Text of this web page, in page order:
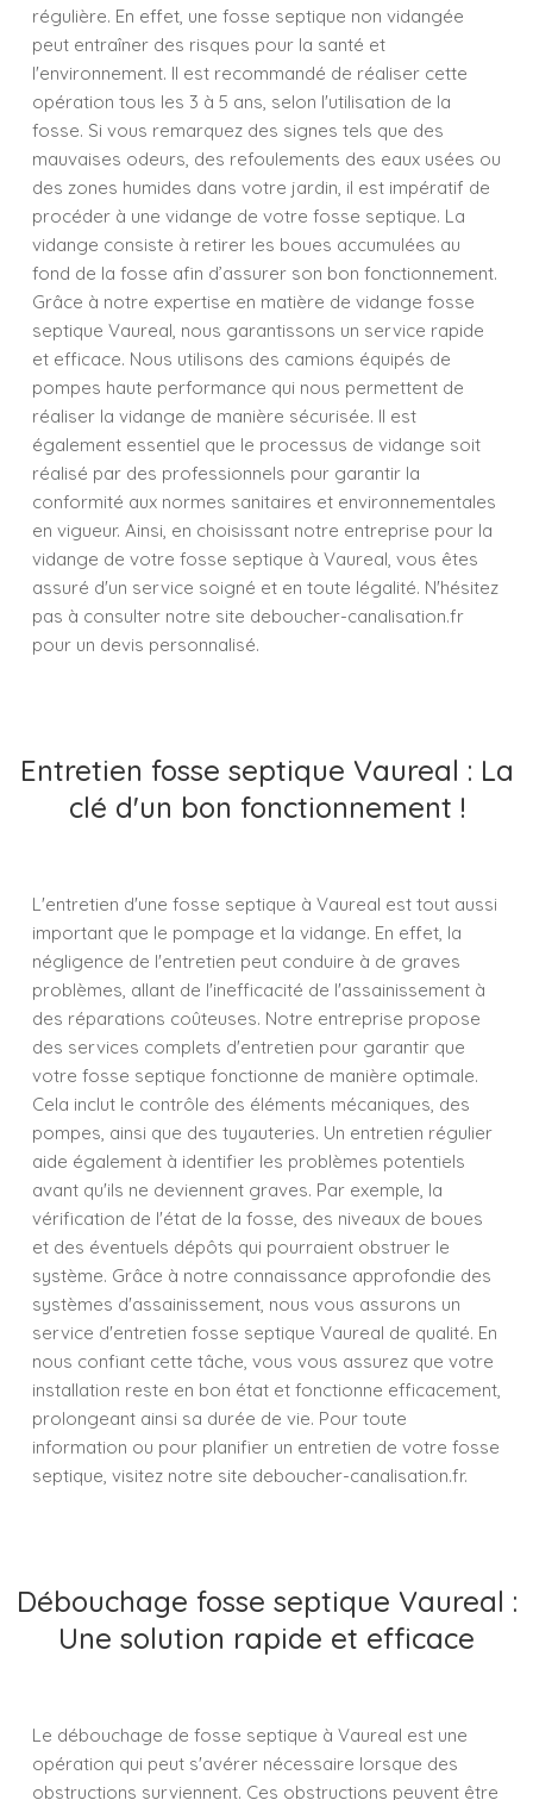
régulière. En effet, une fosse septique non vidangée
peut entraîner des risques pour la santé et
l'environnement. Il est recommandé de réaliser cette
opération tous les 3 à 5 ans, selon l'utilisation de la
fosse. Si vous remarquez des signes tels que des
mauvaises odeurs, des refoulements des eaux usées ou
des zones humides dans votre jardin, il est impératif de
procéder à une vidange de votre fosse septique. La
vidange consiste à retirer les boues accumulées au
fond de la fosse afin d’assurer son bon fonctionnement.
Grâce à notre expertise en matière de vidange fosse
septique Vaureal, nous garantissons un service rapide
et efficace. Nous utilisons des camions équipés de
pompes haute performance qui nous permettent de
réaliser la vidange de manière sécurisée. Il est
également essentiel que le processus de vidange soit
réalisé par des professionnels pour garantir la
conformité aux normes sanitaires et environnementales
en vigueur. Ainsi, en choisissant notre entreprise pour la
vidange de votre fosse septique à Vaureal, vous êtes
assuré d'un service soigné et en toute légalité. N'hésitez
pas à consulter notre site deboucher-canalisation.fr
pour un devis personnalisé.
Entretien fosse septique Vaureal : La
clé d'un bon fonctionnement !
L'entretien d'une fosse septique à Vaureal est tout aussi
important que le pompage et la vidange. En effet, la
négligence de l'entretien peut conduire à de graves
problèmes, allant de l'inefficacité de l'assainissement à
des réparations coûteuses. Notre entreprise propose
des services complets d'entretien pour garantir que
votre fosse septique fonctionne de manière optimale.
Cela inclut le contrôle des éléments mécaniques, des
pompes, ainsi que des tuyauteries. Un entretien régulier
aide également à identifier les problèmes potentiels
avant qu'ils ne deviennent graves. Par exemple, la
vérification de l'état de la fosse, des niveaux de boues
et des éventuels dépôts qui pourraient obstruer le
système. Grâce à notre connaissance approfondie des
systèmes d'assainissement, nous vous assurons un
service d'entretien fosse septique Vaureal de qualité. En
nous confiant cette tâche, vous vous assurez que votre
installation reste en bon état et fonctionne efficacement,
prolongeant ainsi sa durée de vie. Pour toute
information ou pour planifier un entretien de votre fosse
septique, visitez notre site deboucher-canalisation.fr.
Débouchage fosse septique Vaureal :
Une solution rapide et efficace
Le débouchage de fosse septique à Vaureal est une
opération qui peut s'avérer nécessaire lorsque des
obstructions surviennent. Ces obstructions peuvent être